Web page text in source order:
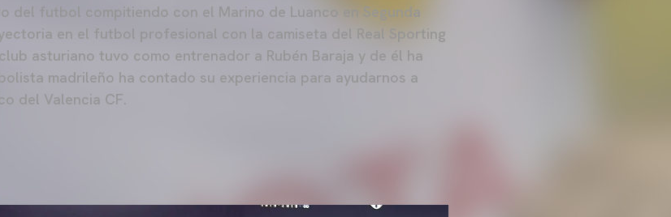
del futbol compitiendo con el Marino de Luanco en Segunda
en el futbol profesional con la camiseta del Real Sporting
asturiano tuvo como entrenador a Rubén Baraja y de él ha
madrileño ha contado su experiencia para ayudarnos a
del Valencia CF.